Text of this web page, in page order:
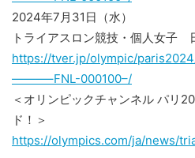
2024年7月31日（水）
トライアスロン競技・個人女子
https://tver.jp/olympic/
———–FNL-000100–/
＜オリンピックチャンネル パリ
ド！＞
https://olympics.com/ja/news/